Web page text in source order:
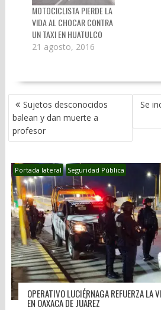
MOTOCICLISTA PIERDE LA
VIDA AL CHOCAR CONTRA
UN TAXI EN HUATULCO
21 agosto, 2016
NAVEGACIÓN
DE
ENTRADAS
Sujetos desconocidos
balean y dan muerte a
profesor
Se
Portada lateral Seguridad Pública
OPERATIVO LUCIÉRNAGA REFUERZA LA
EN OAXACA DE JUÁREZ